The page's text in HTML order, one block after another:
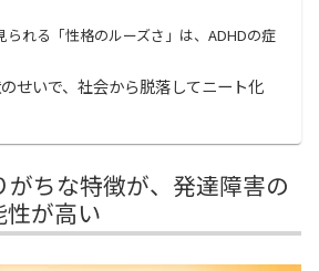
られる「性格のルーズさ」は、ADHDの症
せいで、社会から脱落してニート化
がちな特徴が、発達障害の
が高い